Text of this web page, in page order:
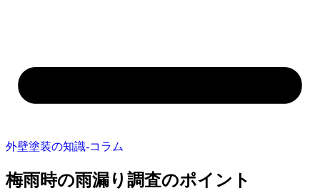
外壁塗装の知識‐コラム
梅雨時の雨漏り調査のポイント